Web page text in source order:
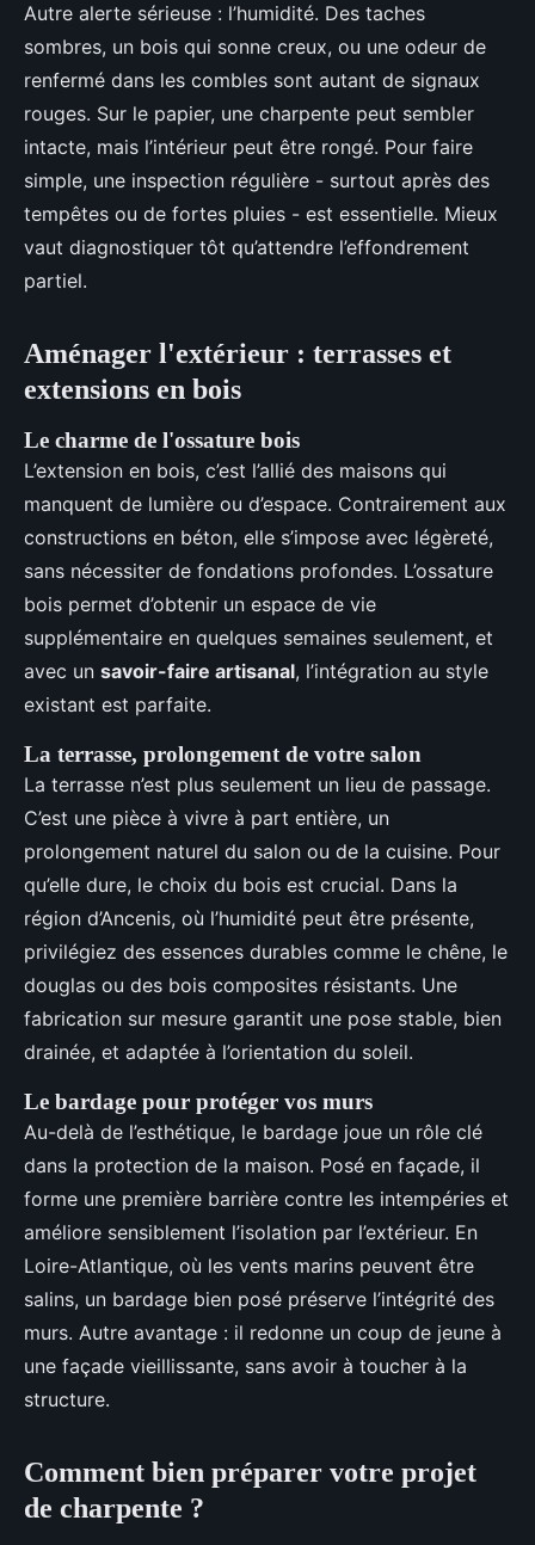
Autre alerte sérieuse : l’humidité. Des taches
sombres, un bois qui sonne creux, ou une odeur de
renfermé dans les combles sont autant de signaux
rouges. Sur le papier, une charpente peut sembler
intacte, mais l’intérieur peut être rongé. Pour faire
simple, une inspection régulière - surtout après des
tempêtes ou de fortes pluies - est essentielle. Mieux
vaut diagnostiquer tôt qu’attendre l’effondrement
partiel.
Aménager l'extérieur : terrasses et
extensions en bois
Le charme de l'ossature bois
L’extension en bois, c’est l’allié des maisons qui
manquent de lumière ou d’espace. Contrairement aux
constructions en béton, elle s’impose avec légèreté,
sans nécessiter de fondations profondes. L’ossature
bois permet d’obtenir un espace de vie
supplémentaire en quelques semaines seulement, et
avec un savoir-faire artisanal, l’intégration au style
existant est parfaite.
La terrasse, prolongement de votre salon
La terrasse n’est plus seulement un lieu de passage.
C’est une pièce à vivre à part entière, un
prolongement naturel du salon ou de la cuisine. Pour
qu’elle dure, le choix du bois est crucial. Dans la
région d’Ancenis, où l’humidité peut être présente,
privilégiez des essences durables comme le chêne, le
douglas ou des bois composites résistants. Une
fabrication sur mesure garantit une pose stable, bien
drainée, et adaptée à l’orientation du soleil.
Le bardage pour protéger vos murs
Au-delà de l’esthétique, le bardage joue un rôle clé
dans la protection de la maison. Posé en façade, il
forme une première barrière contre les intempéries et
améliore sensiblement l’isolation par l’extérieur. En
Loire-Atlantique, où les vents marins peuvent être
salins, un bardage bien posé préserve l’intégrité des
murs. Autre avantage : il redonne un coup de jeune à
une façade vieillissante, sans avoir à toucher à la
structure.
Comment bien préparer votre projet
de charpente ?